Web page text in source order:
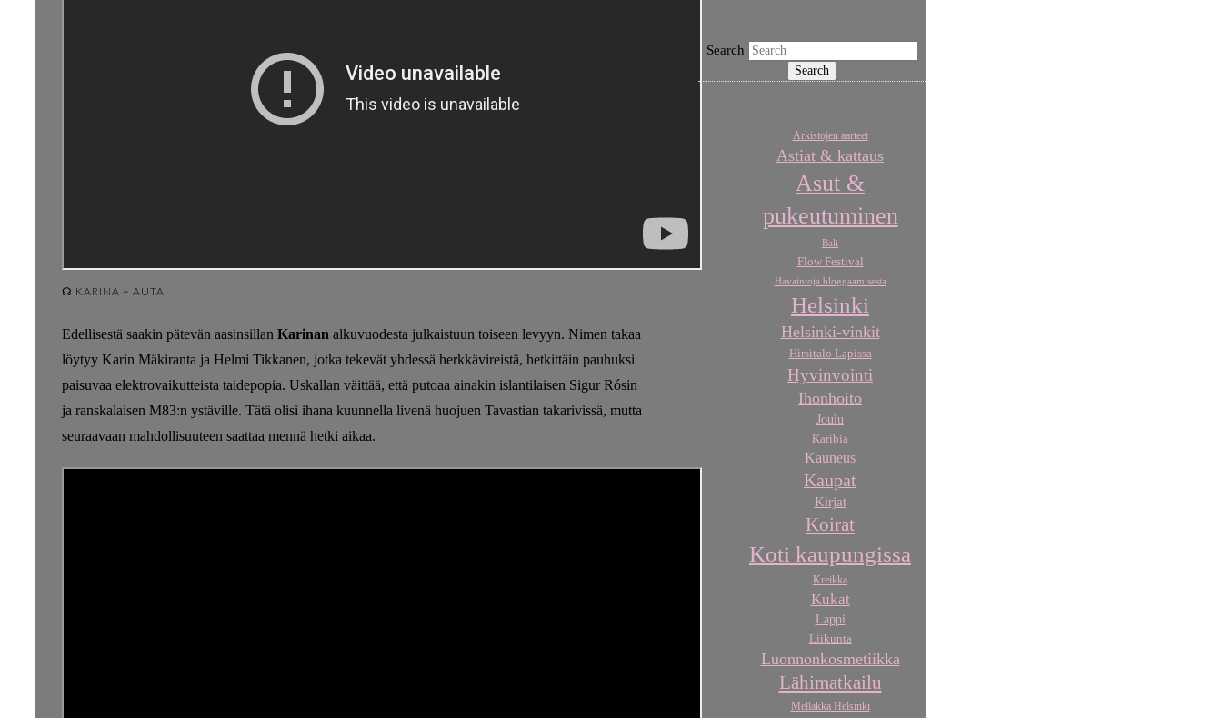
☊ KARINA ~ AUTA
Edellisestä saakin pätevän aasinsillan Karinan alkuvuodesta julkaistuun toiseen levyyn. Nimen takaa
löytyy Karin Mäkiranta ja Helmi Tikkanen, jotka tekevät yhdessä herkkävireistä, hetkittäin pauhuksi
paisuvaa elektrovaikutteista taidepopia. Uskallan väittää, että putoaa ainakin islantilaisen Sigur Rósin
ja ranskalaisen M83:n ystäville. Tätä olisi ihana kuunnella livenä huojuen Tavastian takarivissä, mutta
seuraavaan mahdollisuuteen saattaa mennä hetki aikaa.
Search
Arkistojen aarteet
Astiat & kattaus
Asut &
pukeutuminen
Bali
Flow Festival
Havaintoja bloggaamisesta
Helsinki
Helsinki-vinkit
Hirsitalo Lapissa
Hyvinvointi
Ihonhoito
Joulu
Karibia
Kauneus
Kaupat
Kirjat
Koirat
Koti kaupungissa
Kreikka
Kukat
Lappi
Liikunta
Luonnonkosmetiikka
Lähimatkailu
Mellakka Helsinki